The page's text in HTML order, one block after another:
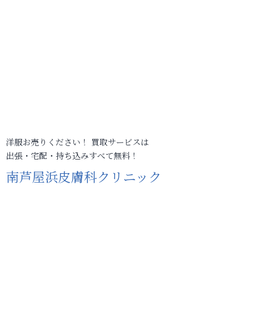
洋服お売りください！ 買取サービスは
出張・宅配・持ち込みすべて無料！
南芦屋浜皮膚科クリニック